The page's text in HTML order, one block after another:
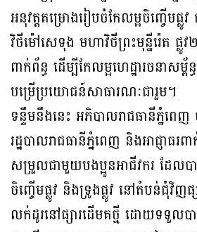
អនុវត្តគម្រោងរៀបចំកែលម្អចិញ្ចេីមផ្
វិថីម៉ៅសេទុង មហាវិថីព្រះមុន្នីរ៉េត ផ្
ពាក់ព័ន្ធ ដើម្បីកែលម្អហេដ្ឋារចនាស
បម្រេីប្រយោជន៍សាធារណៈជារួម។
ទន្ទឹមនឹងនេះ អភិបាលរាជធានីភ្នំពេញ
រដ្ឋបាលរាជធានីភ្នំពេញ និងអាជ្ញាធរព
សម្រួលជាមួយបងប្អូនអាជីវករ ដែល
ចិញ្ចេីមផ្លូវ និងទ្រូងផ្លូវ នៅតំបន់ជុំវិញ
លក់ដូរនៅផ្សារដេីមគថ្មី ដោយទទួលប